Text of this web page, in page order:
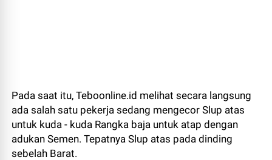
Pada saat itu, Teboonline.id melihat secara langsung
ada salah satu pekerja sedang mengecor Slup atas
untuk kuda - kuda Rangka baja untuk atap dengan
adukan Semen. Tepatnya Slup atas pada dinding
sebelah Barat.